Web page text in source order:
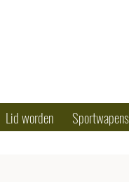
Lid worden Sportwapens